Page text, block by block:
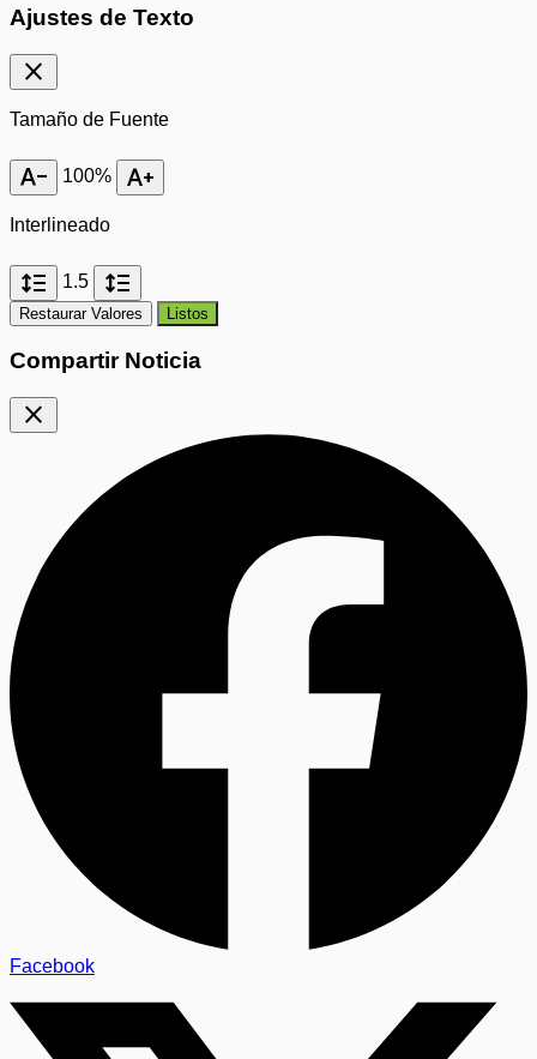
Ajustes de Texto
close
Tamaño de Fuente
text_decrease 100% text_increase
Interlineado
format_line_spacing 1.5 format_line_spacing
Restaurar Valores Listos
Compartir Noticia
close
Facebook